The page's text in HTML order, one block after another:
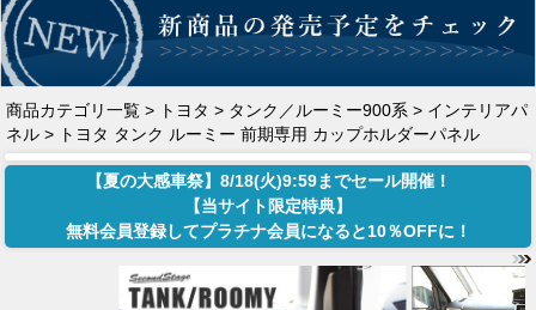
商品カテゴリ一覧 > トヨタ > タンク／ルーミー900系 > インテリアパ
ネル > トヨタ タンク ルーミー 前期専用 カップホルダーパネル
【夏の大感車祭】8/18(火)9:59までセール開催！
【当サイト限定特典】
無料会員登録してプラチナ会員になると10％OFFに！